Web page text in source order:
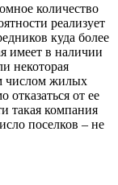
количество
реализует
куда более
имеет в наличии
некоторая
числом жилых
отказаться от ее
такая компания
поселков – не